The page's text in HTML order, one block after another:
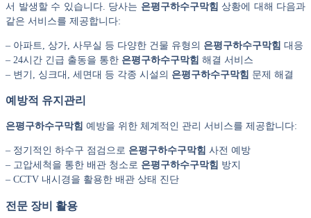
서 발생할 수 있습니다. 당사는 은평구하수구막힘 상황에 대해 다음과
같은 서비스를 제공합니다:
– 아파트, 상가, 사무실 등 다양한 건물 유형의 은평구하수구막힘 대응
– 24시간 긴급 출동을 통한 은평구하수구막힘 해결 서비스
– 변기, 싱크대, 세면대 등 각종 시설의 은평구하수구막힘 문제 해결
예방적 유지관리
은평구하수구막힘 예방을 위한 체계적인 관리 서비스를 제공합니다:
– 정기적인 하수구 점검으로 은평구하수구막힘 사전 예방
– 고압세척을 통한 배관 청소로 은평구하수구막힘 방지
– CCTV 내시경을 활용한 배관 상태 진단
전문 장비 활용